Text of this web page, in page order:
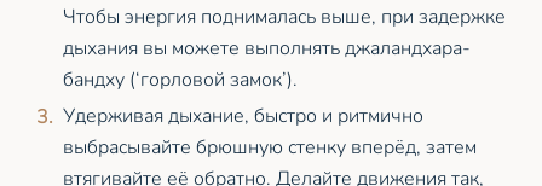
Чтобы энергия поднималась выше, при задержке
дыхания вы можете выполнять джаландхара-
бандху (‘горловой замок’).
Удерживая дыхание, быстро и ритмично
выбрасывайте брюшную стенку вперёд, затем
втягивайте её обратно. Делайте движения так,